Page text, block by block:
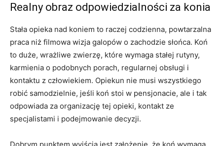
Realny obraz odpowiedzialności za konia
Stała opieka nad koniem to raczej codzienna, powtarzalna
praca niż filmowa wizja galopów o zachodzie słońca. Koń
to duże, wrażliwe zwierzę, które wymaga stałej rutyny,
karmienia o podobnych porach, regularnej obsługi i
kontaktu z człowiekiem. Opiekun nie musi wszystkiego
robić samodzielnie, jeśli koń stoi w pensjonacie, ale i tak
odpowiada za organizację tej opieki, kontakt ze
specjalistami i podejmowanie decyzji.